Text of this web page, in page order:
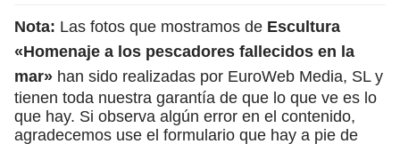
Nota: Las fotos que mostramos de Escultura
«Homenaje a los pescadores fallecidos en la
mar» han sido realizadas por EuroWeb Media, SL y
tienen toda nuestra garantía de que lo que ve es lo
que hay. Si observa algún error en el contenido,
agradecemos use el formulario que hay a pie de